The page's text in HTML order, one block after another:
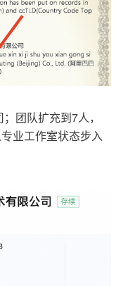
团队扩充到7人，
业工作室状态步入